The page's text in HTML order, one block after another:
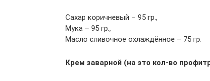
Сахар коричневый – 95 гр.,
Мука – 95 гр.,
Масло сливочное охлаждённое – 75 гр.
Крем заварной (на это кол-во